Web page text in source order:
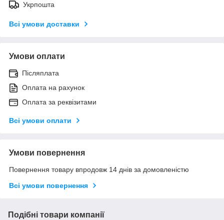
Укрпошта
Всі умови доставки
Умови оплати
Післяплата
Оплата на рахунок
Оплата за реквізитами
Всі умови оплати
Умови повернення
Повернення товару впродовж 14 днів за домовленістю
Всі умови повернення
Подібні товари компанії